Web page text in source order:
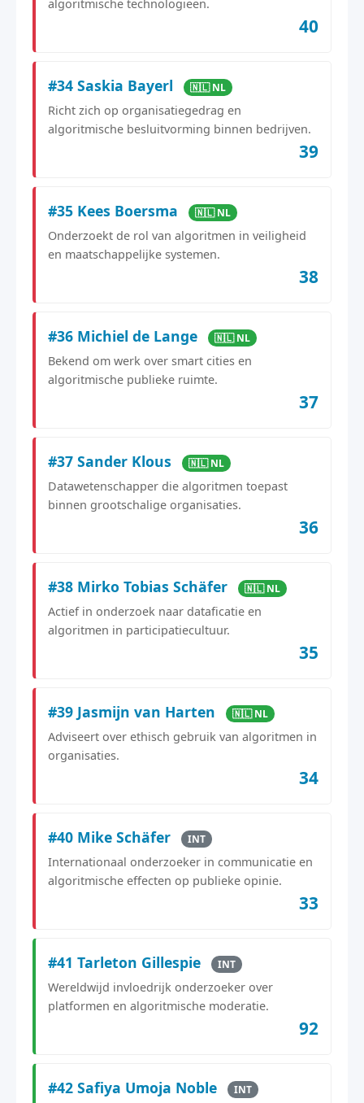
algoritmische technologieën.
40
#34 Saskia Bayerl 🇳🇱 NL
Richt zich op organisatiegedrag en
algoritmische besluitvorming binnen bedrijven.
39
#35 Kees Boersma 🇳🇱 NL
Onderzoekt de rol van algoritmen in veiligheid
en maatschappelijke systemen.
38
#36 Michiel de Lange 🇳🇱 NL
Bekend om werk over smart cities en
algoritmische publieke ruimte.
37
#37 Sander Klous 🇳🇱 NL
Datawetenschapper die algoritmen toepast
binnen grootschalige organisaties.
36
#38 Mirko Tobias Schäfer 🇳🇱 NL
Actief in onderzoek naar dataficatie en
algoritmen in participatiecultuur.
35
#39 Jasmijn van Harten 🇳🇱 NL
Adviseert over ethisch gebruik van algoritmen in
organisaties.
34
#40 Mike Schäfer INT
Internationaal onderzoeker in communicatie en
algoritmische effecten op publieke opinie.
33
#41 Tarleton Gillespie INT
Wereldwijd invloedrijk onderzoeker over
platformen en algoritmische moderatie.
92
#42 Safiya Umoja Noble INT